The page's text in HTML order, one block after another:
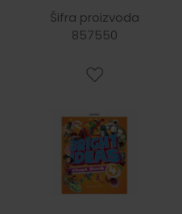
Šifra proizvoda
857550